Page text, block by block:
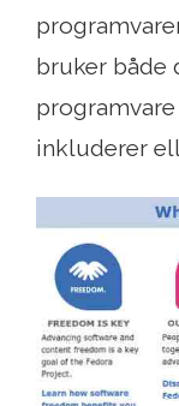
bruker både
inkluderer